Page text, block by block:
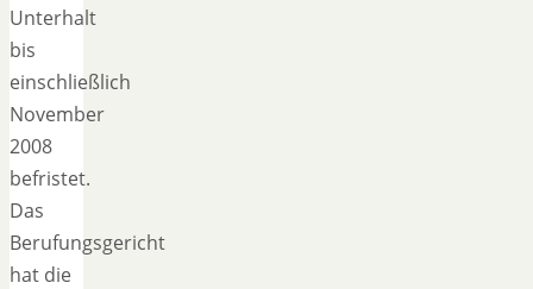
Unterhalt
bis
einschließlich
November
2008
befristet.
Das
Berufungsgericht
hat die